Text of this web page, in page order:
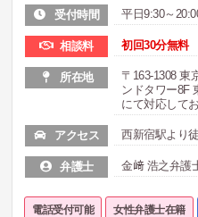
受付時間 平日9:30～
相談料 初回30分無料
所在地
〒163-1308 東
ンドタワー8F
にて対応してお
アクセス 西新宿駅より
弁護士 金﨑 浩之弁
電話受付可能 女性弁護士在籍